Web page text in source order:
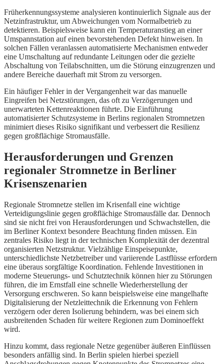
Früherkennungssysteme analysieren kontinuierlich Signale aus der
Netzinfrastruktur, um Abweichungen vom Normalbetrieb zu
detektieren. Beispielsweise kann ein Temperaturanstieg an einer
Umspannstation auf einen bevorstehenden Defekt hinweisen. In
solchen Fällen veranlassen automatisierte Mechanismen entweder
eine Umschaltung auf redundante Leitungen oder die gezielte
Abschaltung von Teilabschnitten, um die Störung einzugrenzen und
andere Bereiche dauerhaft mit Strom zu versorgen.
Ein häufiger Fehler in der Vergangenheit war das manuelle
Eingreifen bei Netzstörungen, das oft zu Verzögerungen und
unerwarteten Kettenreaktionen führte. Die Einführung
automatisierter Schutzsysteme in Berlins regionalen Stromnetzen
minimiert dieses Risiko signifikant und verbessert die Resilienz
gegen großflächige Stromausfälle.
Herausforderungen und Grenzen
regionaler Stromnetze in Berliner
Krisenszenarien
Regionale Stromnetze stellen im Krisenfall eine wichtige
Verteidigungslinie gegen großflächige Stromausfälle dar. Dennoch
sind sie nicht frei von Herausforderungen und Schwachstellen, die
im Berliner Kontext besondere Beachtung finden müssen. Ein
zentrales Risiko liegt in der technischen Komplexität der dezentral
organisierten Netzstruktur. Vielzählige Einspeisepunkte,
unterschiedlichste Netzbetreiber und variierende Lastflüsse erfordern
eine überaus sorgfältige Koordination. Fehlende Investitionen in
moderne Steuerungs- und Schutztechnik können hier zu Störungen
führen, die im Ernstfall eine schnelle Wiederherstellung der
Versorgung erschweren. So kann beispielsweise eine mangelhafte
Digitalisierung der Netzleittechnik die Erkennung von Fehlern
verzögern oder deren Isolierung behindern, was bei einem sich
ausbreitenden Schaden für weitere Regionen zum Dominoeffekt
wird.
Hinzu kommt, dass regionale Netze gegenüber äußeren Einflüssen
besonders anfällig sind. In Berlin spielen hierbei speziell